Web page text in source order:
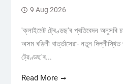
9 Aug 2026
'ক্লাইমেট ট্ৰেণ্ডছ'ৰ প্ৰতিবেদন অনুসৰি
অসম ৰঙিলী বাৰ্ত্তাসেৱা- নতুন
ট্রেণ্ডছ'ৰ...
Read More